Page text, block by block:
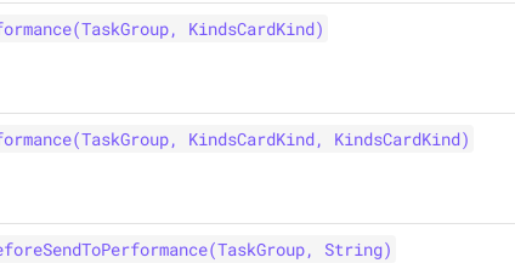
KindsCardKind)
KindsCardKind, KindsCardKind)
String)